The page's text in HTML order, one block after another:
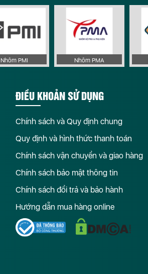
Nhôm PMI Nhôm PMA
ĐIỀU KHOẢN SỬ DỤNG
Chính sách và Quy định chung
Quy định và hình thức thanh toán
Chính sách vận chuyển và giao hàng
Chính sách bảo mật thông tin
Chính sách đổi trả và bảo hành
Hướng dẫn mua hàng online